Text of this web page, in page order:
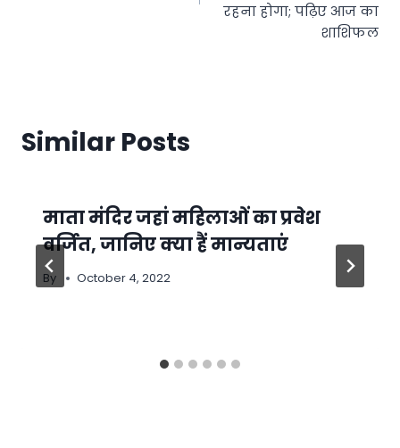
रहना होगा; पढ़िए आज का
शाशिफल
Similar Posts
माता मंदिर जहां महिलाओं का प्रवेश
वर्जित, जानिए क्या हैं मान्यताएं
By October 4, 2022